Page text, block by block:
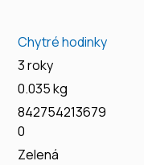
Chytré hodinky
3 roky
0.035 kg
842754213679
0
Zelená